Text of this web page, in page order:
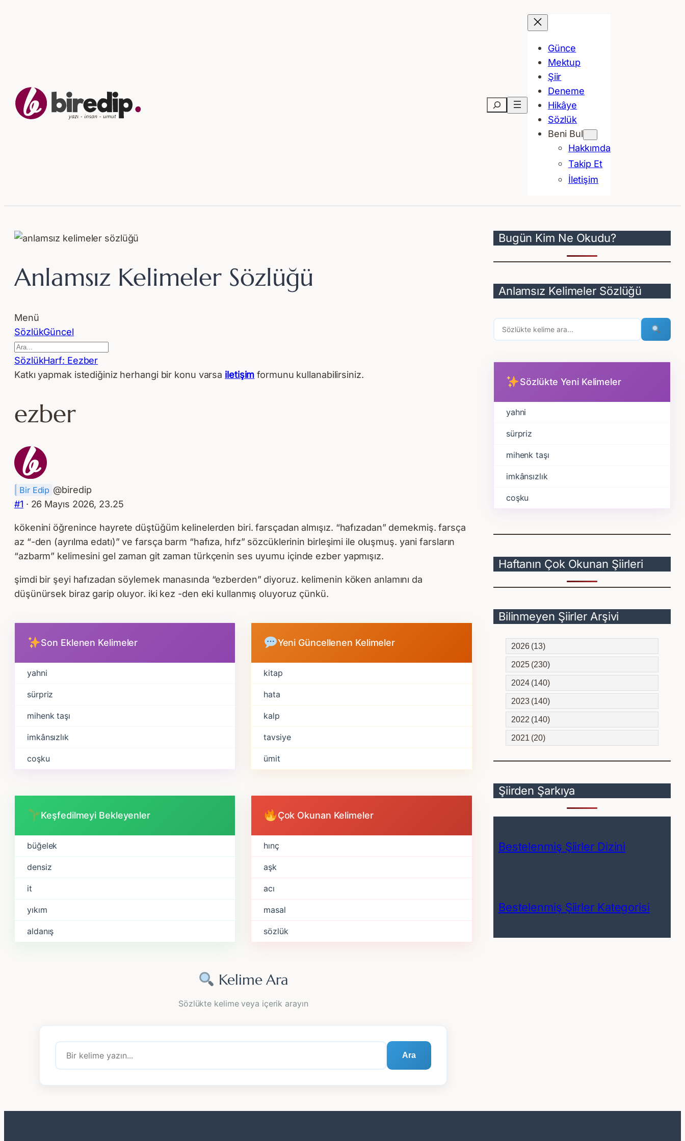
Ara
Günce
Mektup
Şiir
Deneme
Hikâye
Sözlük
Beni Bul
Hakkımda
Takip Et
İletişim
Anlamsız Kelimeler Sözlüğü
Menü
F
o
r
u
a
g
a
s
y
n
u
SözlükGüncel
F
o
m
e
r
i
k
a
r
i
a
SözlükHarf: Eezber
Katkı yapmak istediğiniz herhangi bir konu varsa iletişim formunu kullanabilirsiniz.
ezber
Bir Edip @biredip
#1 · 26 Mayıs 2026, 23.25
kökenini öğrenince hayrete düştüğüm kelinelerden biri. farsçadan almışız. “hafızadan” demekmiş. farsça
az “-den (ayrılma edatı)” ve farsça barm “hafıza, hıfz” sözcüklerinin birleşimi ile oluşmuş. yani farsların
“azbarm” kelimesini gel zaman git zaman türkçenin ses uyumu içinde ezber yapmışız.
şimdi bir şeyi hafızadan söylemek manasında “ezberden” diyoruz. kelimenin köken anlamını da
düşünürsek biraz garip oluyor. iki kez -den eki kullanmış oluyoruz çünkü.
Son Eklenen Kelimeler
yahni
sürpriz
mihenk taşı
imkânsızlık
coşku
Yeni Güncellenen Kelimeler
kitap
hata
kalp
tavsiye
ümit
Keşfedilmeyi Bekleyenler
büğelek
densiz
it
yıkım
aldanış
Çok Okunan Kelimeler
hınç
aşk
acı
masal
sözlük
Kelime Ara
Sözlükte kelime veya içerik arayın
Ara
Bugün Kim Ne Okudu?
Anlamsız Kelimeler Sözlüğü
Sözlükte Yeni Kelimeler
yahni
sürpriz
mihenk taşı
imkânsızlık
coşku
Haftanın Çok Okunan Şiirleri
Bilinmeyen Şiirler Arşivi
2026 (13)
2025 (230)
2024 (140)
2023 (140)
2022 (140)
2021 (20)
Şiirden Şarkıya
Bestelenmiş Şiirler Dizini
Bestelenmiş Şiirler Kategorisi